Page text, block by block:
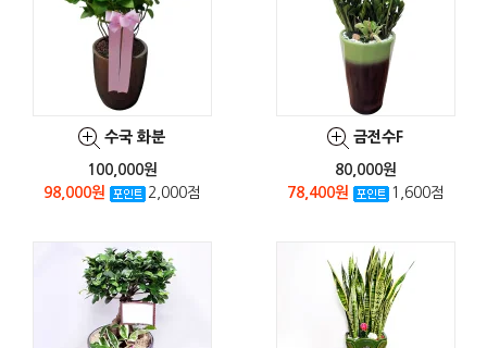
수국 화분
100,000원
98,000원
2,000점
금전수F
80,000원
78,400원
1,600점